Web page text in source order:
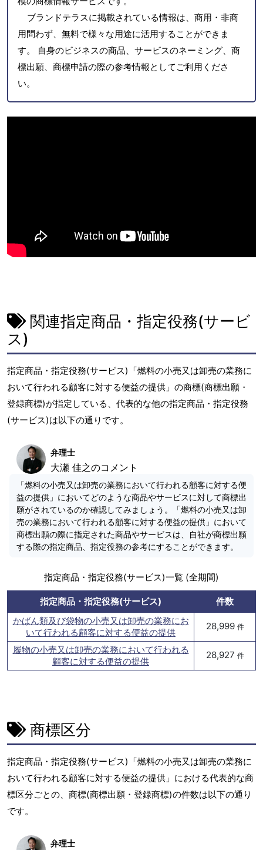
ブランドテラスに掲載されている情報は、商用・非商
用問わず、無料で様々な用途に活用することができま
す。 自身のビジネスの商品、サービスのネーミング、商
標出願、商標申請の際の参考情報としてご利用くださ
い。
関連指定商品・指定役務(サービ
ス)
指定商品・指定役務(サービス)「燃料の小売又は卸売の業務に
おいて行われる顧客に対する便益の提供」の商標(商標出願・
登録商標)が指定している、代表的な他の指定商品・指定役務
(サービス)は以下の通りです。
弁理士
大瀬 佳之のコメント
「燃料の小売又は卸売の業務において行われる顧客に対する便
益の提供」においてどのような商品やサービスに対して商標出
願がされているのか確認してみましょう。「燃料の小売又は卸
売の業務において行われる顧客に対する便益の提供」において
商標出願の際に指定された商品やサービスは、自社が商標出願
する際の指定商品、指定役務の参考にすることができます。
指定商品・指定役務(サービス)一覧 (全期間)
指定商品・指定役務(サービス)
件数
かばん類及び袋物の小売又は卸売の業務にお
いて行われる顧客に対する便益の提供
28,999 件
履物の小売又は卸売の業務において行われる
顧客に対する便益の提供
28,927 件
商標区分
指定商品・指定役務(サービス)「燃料の小売又は卸売の業務に
おいて行われる顧客に対する便益の提供」における代表的な商
標区分ごとの、商標(商標出願・登録商標)の件数は以下の通り
です。
弁理士